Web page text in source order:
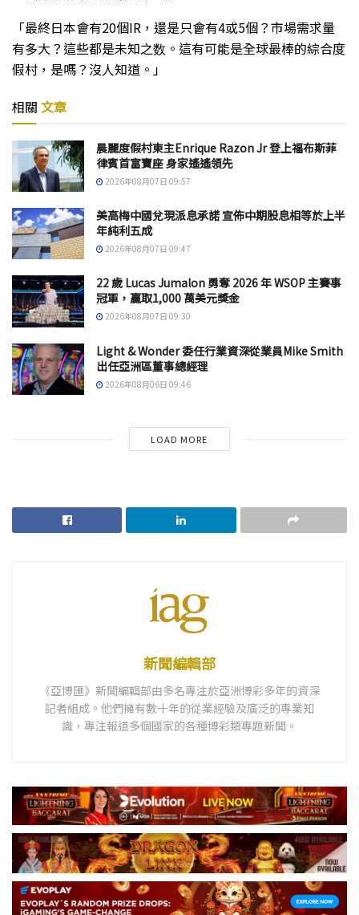
「最終日本會有20個IR，還是只會有4或5個？市場需求量
有多大？這些都是未知之数。這有可能是全球最棒的綜合度
假村，是嗎？沒人知道。」
相關 文章
晨麗度假村東主Enrique Razon Jr 登上福布斯菲
律賓首富寶座 身家遙遙領先
2026年08月07日 09:57
美高梅中國兌現派息承諾 宣佈中期股息相等於上半
年純利五成
2026年08月07日 09:47
22 歲 Lucas Jumalon 勇奪 2026 年 WSOP 主賽事
冠軍，贏取1,000 萬美元獎金
2026年08月07日 09:30
Light & Wonder 委任行業資深從業員Mike Smith
出任亞洲區董事總經理
2026年08月06日 09:46
LOAD MORE
新聞編輯部
《亞博匯》新聞編輯部由多名專注於亞洲博彩多年的資深
記者組成。他們擁有數十年的從業經驗及廣泛的專業知
識，專注報道多個國家的各種博彩類專題新聞。